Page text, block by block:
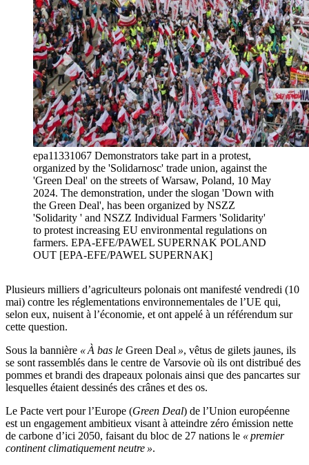
epa11331067 Demonstrators take part in a protest,
organized by the 'Solidarnosc' trade union, against the
'Green Deal' on the streets of Warsaw, Poland, 10 May
2024. The demonstration, under the slogan 'Down with
the Green Deal', has been organized by NSZZ
'Solidarity ' and NSZZ Individual Farmers 'Solidarity'
to protest increasing EU environmental regulations on
farmers. EPA-EFE/PAWEL SUPERNAK POLAND
OUT [EPA-EFE/PAWEL SUPERNAK]
Plusieurs milliers d’agriculteurs polonais ont manifesté vendredi (10
mai) contre les réglementations environnementales de l’UE qui,
selon eux, nuisent à l’économie, et ont appelé à un référendum sur
cette question.
Sous la bannière « À bas le Green Deal », vêtus de gilets jaunes, ils
se sont rassemblés dans le centre de Varsovie où ils ont distribué des
pommes et brandi des drapeaux polonais ainsi que des pancartes sur
lesquelles étaient dessinés des crânes et des os.
Le Pacte vert pour l’Europe (Green Deal) de l’Union européenne
est un engagement ambitieux visant à atteindre zéro émission nette
de carbone d’ici 2050, faisant du bloc de 27 nations le « premier
continent climatiquement neutre ».